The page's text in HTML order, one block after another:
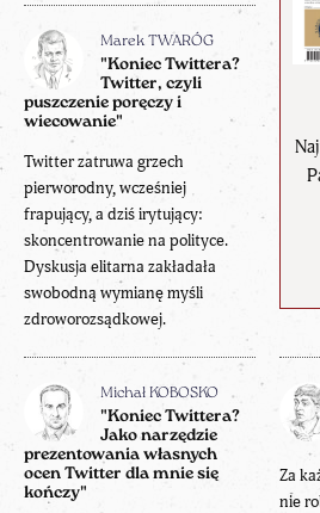
Marek TWARÓG
"Koniec Twittera?
Twitter, czyli
puszczenie poręczy i
wiecowanie"
Twitter zatruwa grzech
pierworodny, wcześniej
frapujący, a dziś irytujący:
skoncentrowanie na polityce.
Dyskusja elitarna zakładała
swobodną wymianę myśli
zdroworozsądkowej.
Michał KOBOSKO
"Koniec Twittera?
Jako narzędzie
prezentowania własnych
ocen Twitter dla mnie się
kończy"
Za
nie